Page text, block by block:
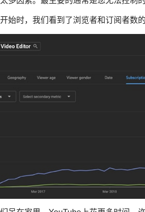
始时，我们看到了浏览者和订阅者数的